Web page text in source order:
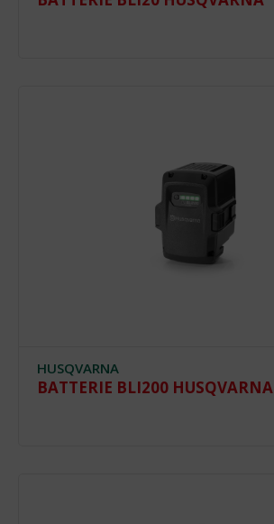
HUSQVARNA
BATTERIE BLI200 HUSQVARNA